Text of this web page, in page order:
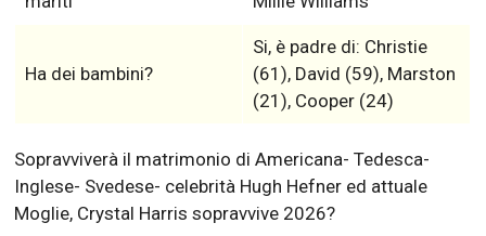
Ha dei bambini?
Si, è padre di: Christie
(61), David (59), Marston
(21), Cooper (24)
Sopravviverà il matrimonio di Americana- Tedesca-
Inglese- Svedese- celebrità Hugh Hefner ed attuale
Moglie, Crystal Harris sopravvive 2026?